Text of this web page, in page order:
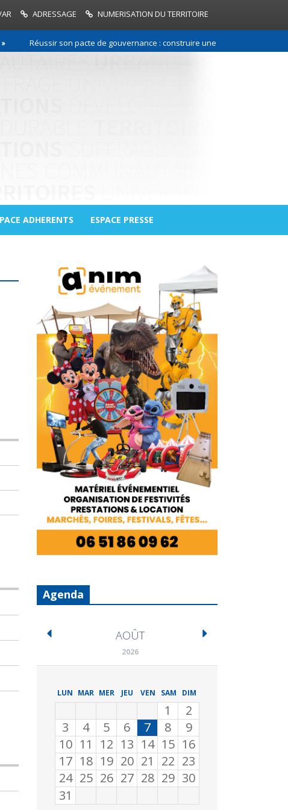
ADRESSAGE NUMERISATION DU TERRITOIRE
Réussir son pacte de gouvernance : construire une relation de confiance
ADHERENTS ESPACE PRESSE
Agenda
AOÛT
2026
LUN MAR MER JEU VEN SAM DIM
1
2
3
4 5 6 7 8
9
10 11 12 13 14 15 16
17 18 19 20 21 22 23
24 25 26 27 28 29 30
31